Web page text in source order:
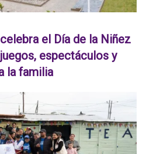
el Día de la Niñez
espectáculos y
la familia